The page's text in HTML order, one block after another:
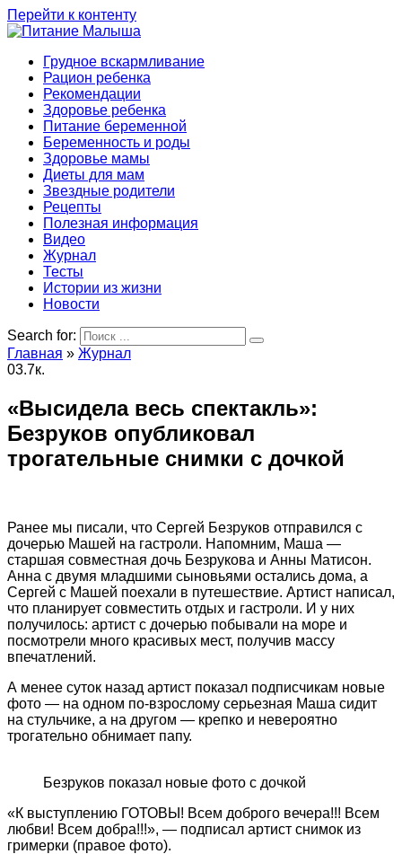
Перейти к контенту
Грудное вскармливание
Рацион ребенка
Рекомендации
Здоровье ребенка
Питание беременной
Беременность и роды
Здоровье мамы
Диеты для мам
Звездные родители
Рецепты
Полезная информация
Видео
Журнал
Тесты
Истории из жизни
Новости
Search for:
Главная » Журнал
03.7к.
«Высидела весь спектакль»:
Безруков опубликовал
трогательные снимки с дочкой
Ранее мы писали, что Сергей Безруков отправился с
дочерью Машей на гастроли. Напомним, Маша —
старшая совместная дочь Безрукова и Анны Матисон.
Анна с двумя младшими сыновьями остались дома, а
Сергей с Машей поехали в путешествие. Артист написал,
что планирует совместить отдых и гастроли. И у них
получилось: артист с дочерью побывали на море и
посмотрели много красивых мест, получив массу
впечатлений.
А менее суток назад артист показал подписчикам новые
фото — на одном по-взрослому серьезная Маша сидит
на стульчике, а на другом — крепко и невероятно
трогательно обнимает папу.
Безруков показал новые фото с дочкой
«К выступлению ГОТОВЫ! Всем доброго вечера!!! Всем
любви! Всем добра!!!», — подписал артист снимок из
гримерки (правое фото).